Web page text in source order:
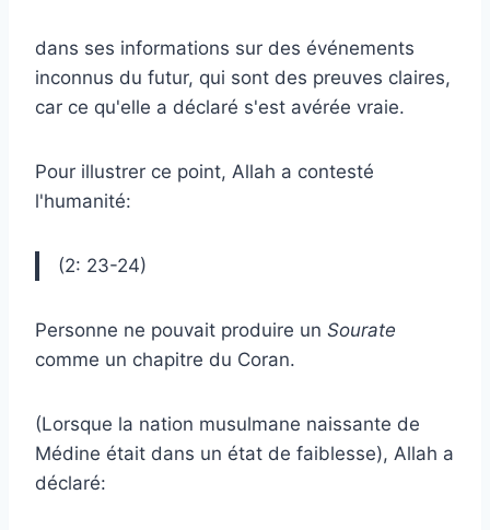
dans ses informations sur des événements
inconnus du futur, qui sont des preuves claires,
car ce qu'elle a déclaré s'est avérée vraie.
Pour illustrer ce point, Allah a contesté
l'humanité:
(2: 23-24)
Personne ne pouvait produire un Sourate
comme un chapitre du Coran.
(Lorsque la nation musulmane naissante de
Médine était dans un état de faiblesse), Allah a
déclaré: